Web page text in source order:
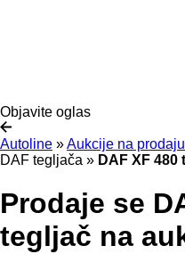
Objavite oglas
Autoline »Aukcije na
DAF tegljača » DAF XF 480
Prodaje se
tegljač na